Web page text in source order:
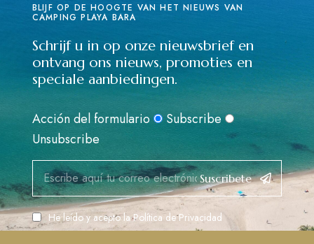
BLIJF OP DE HOOGTE VAN HET NIEUWS VAN
CAMPING PLAYA BARA
Schrijf u in op onze nieuwsbrief en
ontvang ons nieuws, promoties en
speciale aanbiedingen.
Acción del formulario
Subscribe
Unsubscribe
Suscribete
He leído y acepto laPolítica de Privacidad